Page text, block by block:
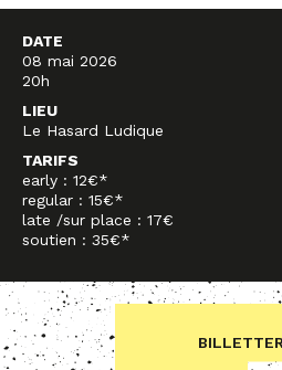
DATE
08 mai 2026
20h
LIEU
Le Hasard Ludique
TARIFS
early : 12€*
regular : 15€*
late /sur place : 17€
soutien : 35€*